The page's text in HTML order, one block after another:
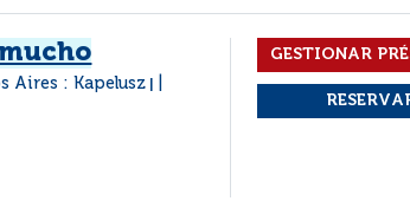
Aires : Kapelusz